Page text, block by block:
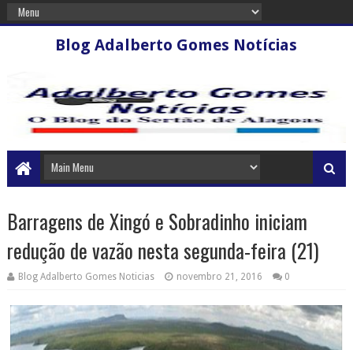
Blog Adalberto Gomes Notícias
Barragens de Xingó e Sobradinho iniciam
redução de vazão nesta segunda-feira (21)
Blog Adalberto Gomes Noticias novembro 21, 2016 0